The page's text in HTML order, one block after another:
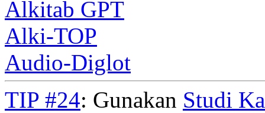
Alkitab GPT
Alki-TOP
Audio-Diglot
TIP #24: Gunakan Studi